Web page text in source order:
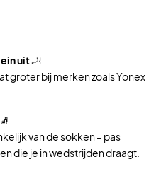
uit🦶
groter bij merken zoalsYonex
🧦
van de sokken – pas
die je in wedstrijden draagt.